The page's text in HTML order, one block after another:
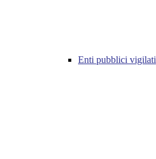
Enti pubblici vigilati